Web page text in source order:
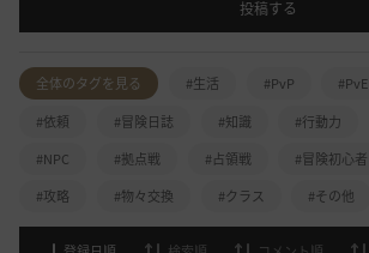
投稿する
全体のタグを見る #生活 #PvP #PvE
#依頼
#冒険日誌 #知識 #行動力
#NPC
#拠点戦 #占領戦 #冒険初心者
#攻略
#物々交換 #クラス #その他